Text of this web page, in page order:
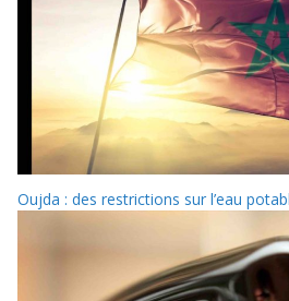
Oujda : des restrictions sur l’eau